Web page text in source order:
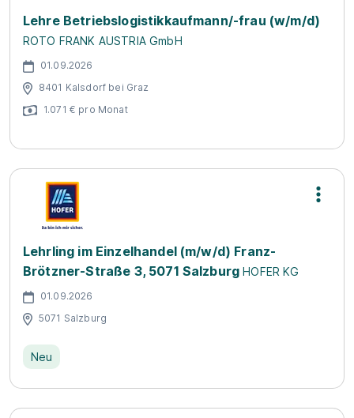
Lehre Betriebslogistikkaufmann/-frau (w/m/d)
ROTO FRANK AUSTRIA GmbH
01.09.2026
8401 Kalsdorf bei Graz
1.071 € pro Monat
Lehrling im Einzelhandel (m/w/d) Franz-
Brötzner-Straße 3, 5071 Salzburg HOFER KG
01.09.2026
5071 Salzburg
Neu